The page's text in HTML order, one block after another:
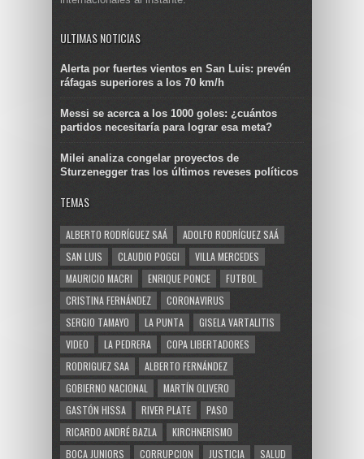
ULTIMAS NOTICIAS
Alerta por fuertes vientos en San Luis: prevén
ráfagas superiores a los 70 km/h
Messi se acerca a los 1000 goles: ¿cuántos
partidos necesitaría para lograr esa meta?
Milei analiza congelar proyectos de
Sturzenegger tras los últimos reveses políticos
TEMAS
ALBERTO RODRÍGUEZ SAÁ
ADOLFO RODRÍGUEZ SAÁ
SAN LUIS
CLAUDIO POGGI
VILLA MERCEDES
MAURICIO MACRI
ENRIQUE PONCE
FUTBOL
CRISTINA FERNÁNDEZ
CORONAVIRUS
SERGIO TAMAYO
LA PUNTA
GISELA VARTALITIS
VIDEO
LA PEDRERA
COPA LIBERTADORES
RODRIGUEZ SAA
ALBERTO FERNÁNDEZ
GOBIERNO NACIONAL
MARTÍN OLIVERO
GASTÓN HISSA
RIVER PLATE
PASO
RICARDO ANDRÉ BAZLA
KIRCHNERISMO
BOCA JUNIORS
CORRUPCION JUSTICIA SALUD